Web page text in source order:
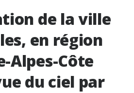
de la ville
en région
Alpes-Côte
du ciel par